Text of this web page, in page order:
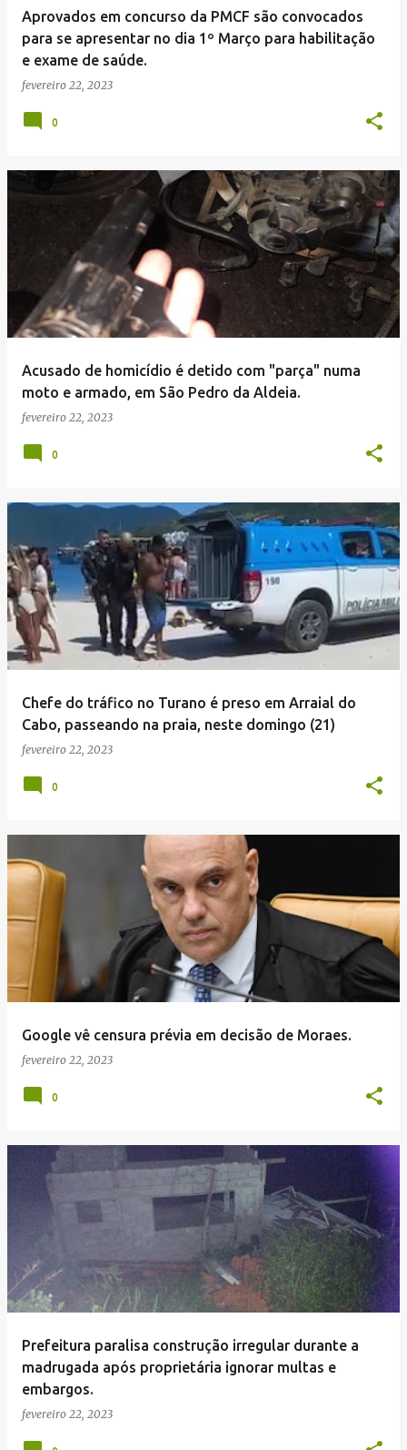
Aprovados em concurso da PMCF são convocados
para se apresentar no dia 1º Março para habilitação
e exame de saúde.
fevereiro 22, 2023
0
Acusado de homicídio é detido com "parça" numa
moto e armado, em São Pedro da Aldeia.
fevereiro 22, 2023
0
Chefe do tráfico no Turano é preso em Arraial do
Cabo, passeando na praia, neste domingo (21)
fevereiro 22, 2023
0
Google vê censura prévia em decisão de Moraes.
fevereiro 22, 2023
0
Prefeitura paralisa construção irregular durante a
madrugada após proprietária ignorar multas e
embargos.
fevereiro 22, 2023